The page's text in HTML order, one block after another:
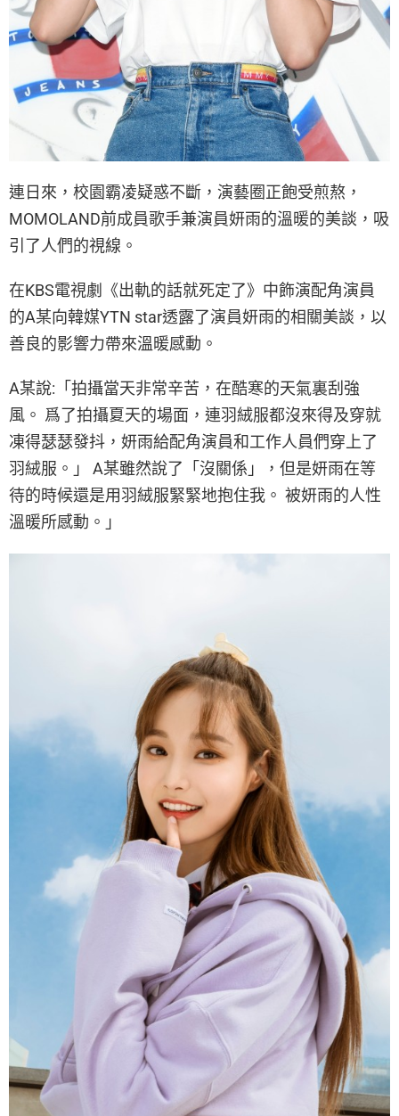
連日來，校園霸凌疑惑不斷，演藝圈正飽受煎熬，
MOMOLAND前成員歌手兼演員妍雨的溫暖的美談，吸
引了人們的視線。
在KBS電視劇《出軌的話就死定了》中飾演配角演員
的A某向韓媒YTN star透露了演員妍雨的相關美談，以
善良的影響力帶來溫暖感動。
A某說:「拍攝當天非常辛苦，在酷寒的天氣裏刮強
風。 爲了拍攝夏天的場面，連羽絨服都沒來得及穿就
凍得瑟瑟發抖，妍雨給配角演員和工作人員們穿上了
羽絨服。」 A某雖然說了「沒關係」，但是妍雨在等
待的時候還是用羽絨服緊緊地抱住我。 被妍雨的人性
溫暖所感動。」